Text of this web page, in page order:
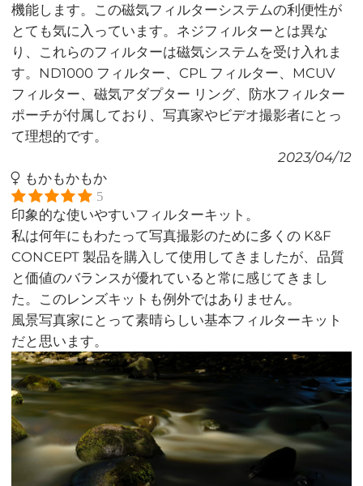
機能します。この磁気フィルターシステムの利便性が
とても気に入っています。ネジフィルターとは異な
り、これらのフィルターは磁気システムを受け入れま
す。ND1000 フィルター、CPL フィルター、MCUV
フィルター、磁気アダプター リング、防水フィルター
ポーチが付属しており、写真家やビデオ撮影者にとっ
て理想的です。
2023/04/12
もかもかもか
5
印象的な使いやすいフィルターキット。
私は何年にもわたって写真撮影のために多くの K&F
CONCEPT 製品を購入して使用してきましたが、品質
と価値のバランスが優れていると常に感じてきまし
た。このレンズキットも例外ではありません。
風景写真家にとって素晴らしい基本フィルターキット
だと思います。